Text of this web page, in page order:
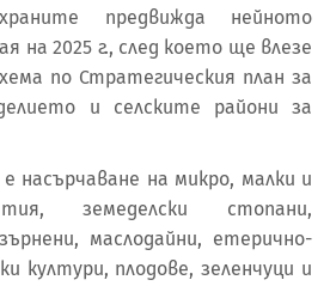
предвижда нейното
на 2025 г., след което ще влезе
по Стратегическия план за
и селските райони за
на микро, малки и
земеделски стопани,
маслодайни, етерично-
култури, плодове, зеленчуци и